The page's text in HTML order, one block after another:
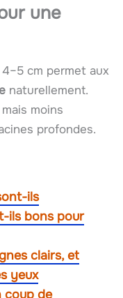
une
cm permet aux
naturellement.
moins
profondes.
ils
ils bons pour
clairs, et
yeux
coup de